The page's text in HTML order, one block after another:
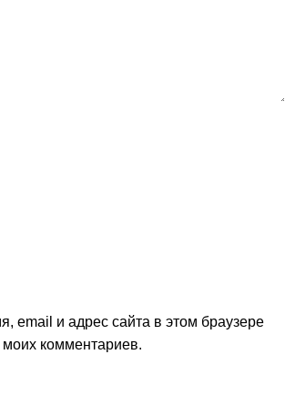
email и адрес сайта в этом браузере
комментариев.